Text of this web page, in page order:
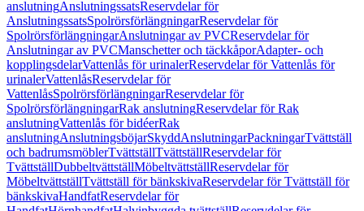
anslutningAnslutningssatsReservdelar för
AnslutningssatsSpolrörsförlängningarReservdelar för
SpolrörsförlängningarAnslutningar av PVCReservdelar för
Anslutningar av PVCManschetter och täckkåporAdapter- och
kopplingsdelarVattenlås för urinalerReservdelar för Vattenlås för
urinalerVattenlåsReservdelar för
VattenlåsSpolrörsförlängningarReservdelar för
SpolrörsförlängningarRak anslutningReservdelar för Rak
anslutningVattenlås för bidéerRak
anslutningAnslutningsböjarSkyddAnslutningarPackningarTvättställ
och badrumsmöblerTvättställTvättställReservdelar för
TvättställDubbeltvättställMöbeltvättställReservdelar för
MöbeltvättställTvättställ för bänkskivaReservdelar för Tvättställ för
bänkskivaHandfatReservdelar för